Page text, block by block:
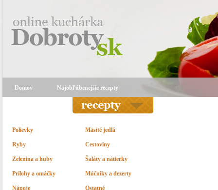
Domov Najobľúbenejšie recepty
Polievky Mäsité jedlá
Ryby Cestoviny
Zelenina a huby Šaláty a nátierky
Prílohy a omáčky Múčniky a dezerty
Nápoje Ostatné